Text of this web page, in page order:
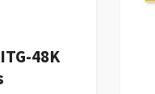
48K